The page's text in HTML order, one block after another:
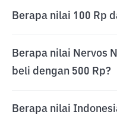
Berapa nilai 100 Rp
Berapa nilai Nervos
beli dengan 500 Rp?
Berapa nilai